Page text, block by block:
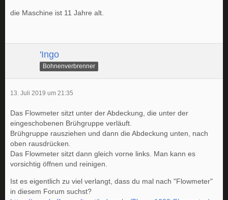
die Maschine ist 11 Jahre alt.
'Ingo
Bohnenverbrenner
13. Juli 2019 um 21:35
Das Flowmeter sitzt unter der Abdeckung, die unter der
eingeschobenen Brühgruppe verläuft.
Brühgruppe rausziehen und dann die Abdeckung unten, nach
oben rausdrücken.
Das Flowmeter sitzt dann gleich vorne links. Man kann es
vorsichtig öffnen und reinigen.
Ist es eigentlich zu viel verlangt, dass du mal nach "Flowmeter"
in diesem Forum suchst?